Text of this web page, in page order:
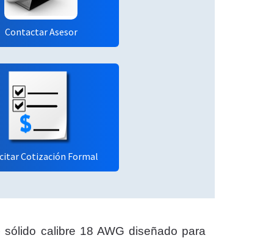
Contactar Asesor
Cotización Formal
calibre 18 AWG diseñado para